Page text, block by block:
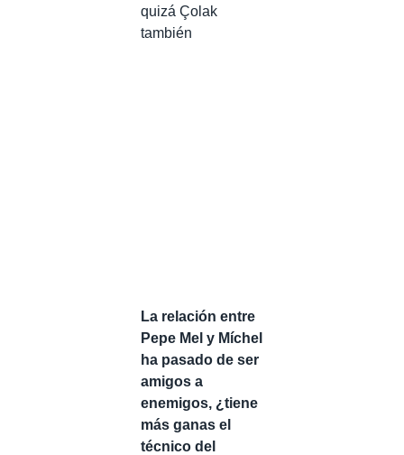
quizá Çolak
también
La relación entre
Pepe Mel y Míchel
ha pasado de ser
amigos a
enemigos, ¿tiene
más ganas el
técnico del